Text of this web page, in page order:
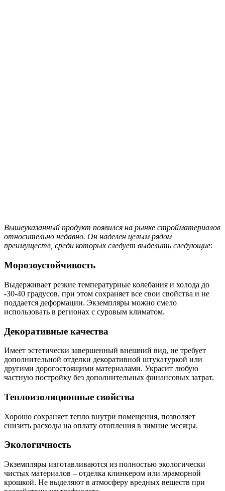
Вышеуказанный продукт появился на рынке стройматериалов
относительно недавно. Он наделен целым рядом
преимуществ, среди которых следует выделить следующие:
Морозоустойчивость
Выдерживает резкие температурные колебания и холода до
-30-40 градусов, при этом сохраняет все свои свойства и не
поддается деформации. Экземпляры можно смело
использовать в регионах с суровым климатом.
Декоративные качества
Имеет эстетически завершенный внешний вид, не требует
дополнительной отделки декоративной штукатуркой или
другими дорогостоящими материалами. Украсит любую
частную постройку без дополнительных финансовых затрат.
Теплоизоляционные свойства
Хорошо сохраняет тепло внутри помещения, позволяет
снизить расходы на оплату отопления в зимние месяцы.
Экологичность
Экземпляры изготавливаются из полностью экологически
чистых материалов – отделка клинкером или мраморной
крошкой. Не выделяют в атмосферу вредных веществ при